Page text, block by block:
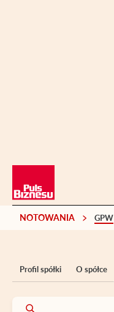
NOTOWANIA GPW
Profil spółki O spółce